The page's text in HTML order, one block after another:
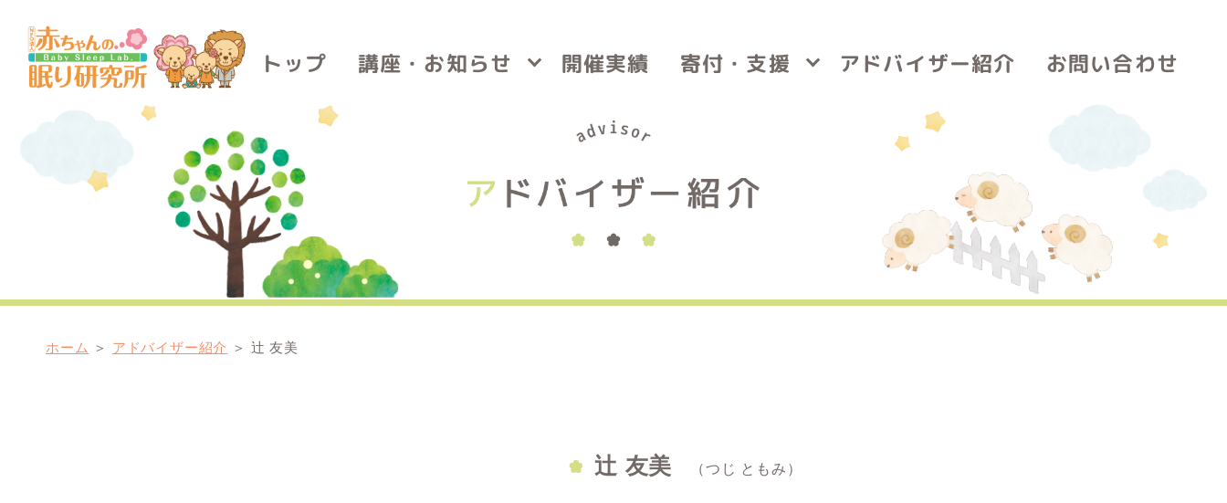
トップ 講座・お知らせ 開催実績 寄付・支援 アドバイザー紹介 お問い合わせ
ホーム ＞ アドバイザー紹介 ＞ 辻 友美
辻 友美 （つじ ともみ）